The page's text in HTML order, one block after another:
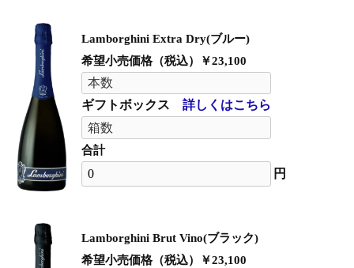
Lamborghini Extra Dry(ブルー)
希望小売価格（税込）￥23,100
ギフトボックス詳しくはこちら
合計
円
Lamborghini Brut Vino(ブラック)
希望小売価格（税込）￥23,100